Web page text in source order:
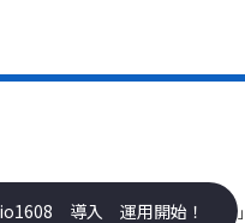
導入 運用開始！